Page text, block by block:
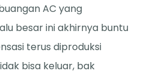
AC yang
besar ini akhirnya buntu
terus diproduksi
bisa keluar, bak